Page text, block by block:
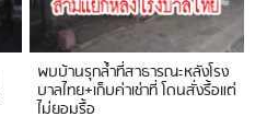
พบบ้านรุกล้ำที่สาธารณะหลังโรง
บาลไทย+เก็บค่าเช่าที่ โดนสั่งรื้อแต่
ไม่ยอมรื้อ